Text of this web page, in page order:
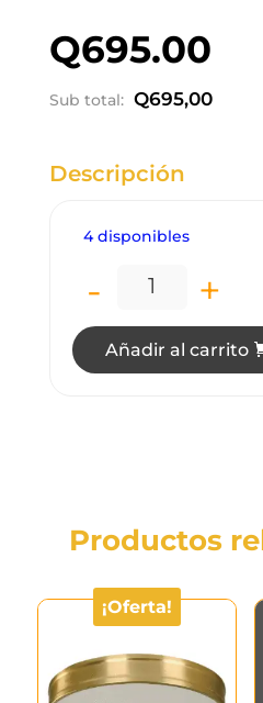
Q695.00
Sub total: Q695,00
Descripción
4 disponibles
LT1724
- +
Añadir al carrito
Productos
¡Oferta!